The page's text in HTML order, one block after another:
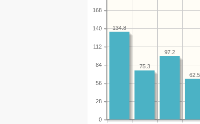
0
28
56
84
112
140
168
62.5
97.2
75.3
134.8